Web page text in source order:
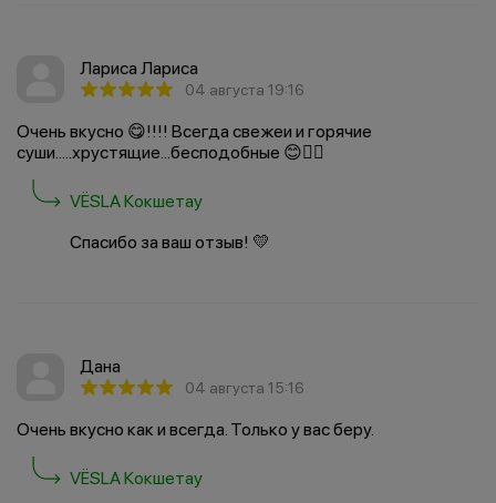
Лариса Лариса
04 августа 19:16
Очень вкусно 😋!!!! Всегда свежеи и горячие
суши.....хрустящие...бесподобные 😊👍🏻
VËSLA Кокшетау
Спасибо за ваш отзыв! 💛
Дана
04 августа 15:16
Очень вкусно как и всегда. Только у вас беру.
VËSLA Кокшетау